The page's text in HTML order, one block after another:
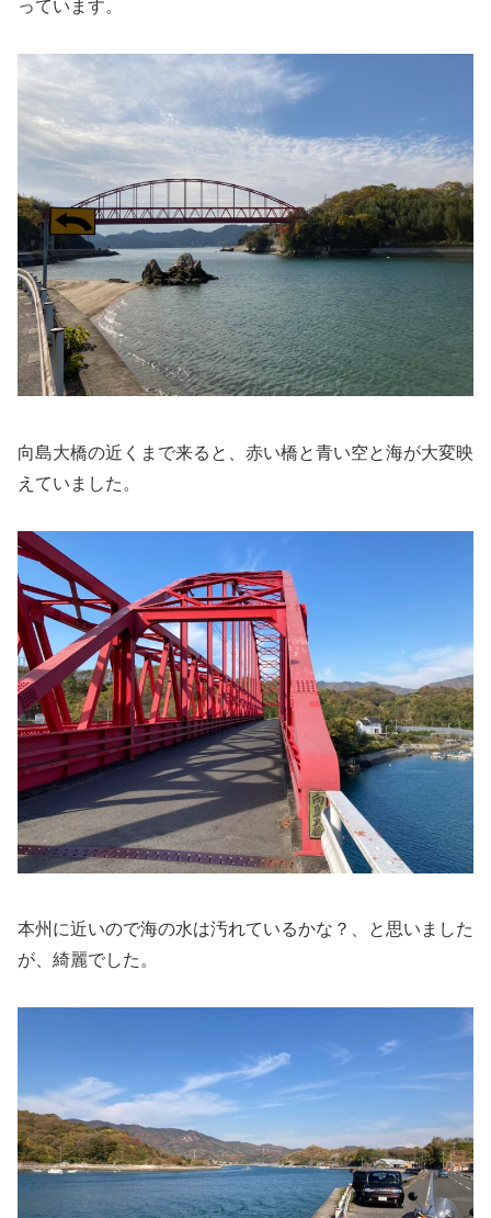
っています。
向島大橋の近くまで来ると、赤い橋と青い空と海が大変映
えていました。
本州に近いので海の水は汚れているかな？、と思いました
が、綺麗でした。